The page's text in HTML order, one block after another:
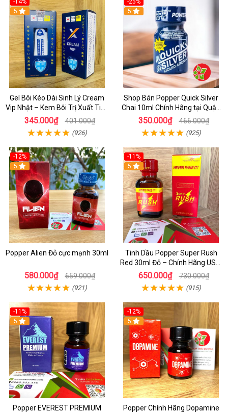
-14%
5
Gel Bôi Kéo Dài Sinh Lý Cream
Vip Nhật – Kem Bôi Trị Xuất Tinh
Sớm Chính Hãng Cho Nam
345.000₫ 401.000₫
(926)
-25%
5
Shop Bán Popper Quick Silver
Chai 10ml Chính Hãng tại Quận
1 - Kích thích tăng ham muốn
cực mạnh
350.000₫ 466.000₫
(925)
-12%
5
Popper Alien Đỏ cực mạnh 30ml
580.000₫ 659.000₫
(921)
-11%
5
Tinh Dầu Popper Super Rush
Red 30ml Đỏ – Chính Hãng USA,
Kích Thích Mạnh, Tăng Hưng
Phấn
650.000₫ 730.000₫
(915)
-11%
5
Popper EVEREST PREMIUM
-12%
5
Popper Chính Hãng Dopamine